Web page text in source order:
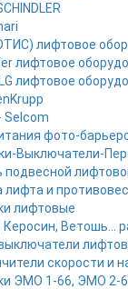
лифтовое
лифтовое
лифтовое
Selcom
фото-
Выключатели-
подвесной
лифта и противовес
лифтовые
Керосин, Ветошь...
скорости и
ЭМО 1-66, ЭМО 2-